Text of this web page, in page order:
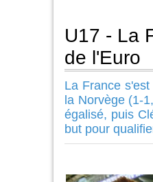
U17 - La
de l'Euro
La France
la Norvège (1-
égalisé, puis
but pour